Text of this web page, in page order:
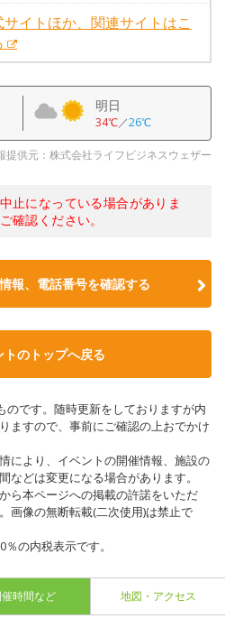
サイトほか、関連サイトはこ
明日
34℃／26℃
提供元：株式会社ライフビジネスウェザー
止になっている場合がありま
確認ください。
報、電話番号を確認する
トのトップへ戻る
です。随時更新をしておりますが内
ますので、事前にご確認の上おでかけ
により、イベントの開催情報、施設の
などは変更になる場合があります。
ら本ページへの掲載の許諾をいただ
画像の無断転載(二次使用)は禁止で
の内税表示です。
時間など 地図・アクセス